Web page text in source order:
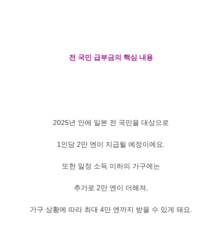
전 국민 급부금의 핵심 내용
2025년 안에 일본 전 국민을 대상으로
1인당 2만 엔이 지급될 예정이에요.
또한 일정 소득 이하의 가구에는
추가로 2만 엔이 더해져,
가구 상황에 따라 최대 4만 엔까지 받을 수 있게 돼요.